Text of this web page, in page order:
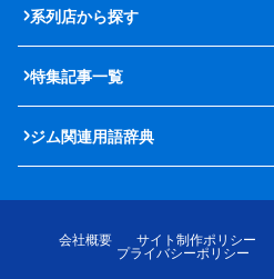
系列店から探す
特集記事一覧
ジム関連用語辞典
会社概要 サイト制作ポリシー
プライバシーポリシー